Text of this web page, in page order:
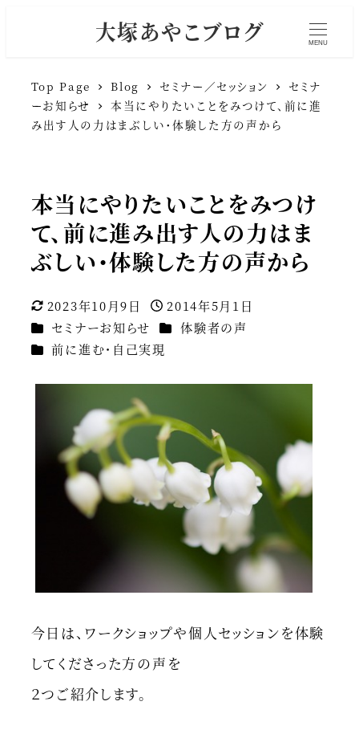
大塚あやこブログ MENU
Top Page Blog セミナー／セッション
セミナ
ーお知らせ
本当にやりたいことをみつけて、前に進
み出す人の力はまぶしい・体験した方の声から
本当にやりたいことをみつけ
て、前に進み出す人の力はま
ぶしい・体験した方の声から
更新日
2023年10月9日
投稿日
2014年5月1日
カテゴリー
セミナーお知らせ カテゴリー
体験者の声
カテゴリー
前に進む・自己実現
今日は、ワークショップや個人セッションを体験
してくださった方の声を
２つご紹介します。